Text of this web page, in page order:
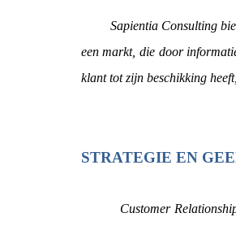
Sapientia Consulting biedt
een markt, die door
klant tot zijn beschikking
STRATEGIE EN
Customer